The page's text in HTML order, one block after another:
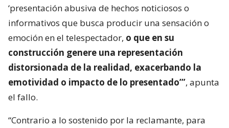
‘presentación abusiva de hechos noticiosos o
informativos que busca producir una sensación o
emoción en el telespectador, o que en su
construcción genere una representación
distorsionada de la realidad, exacerbando la
emotividad o impacto de lo presentado’”, apunta
el fallo.
“Contrario a lo sostenido por la reclamante, para